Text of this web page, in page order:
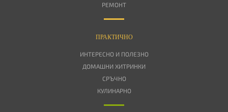
РЕМОНТ
ПРАКТИЧНО
ИНТЕРЕСНО И ПОЛЕЗНО
ДОМАШНИ ХИТРИНКИ
СРЪЧНО
КУЛИНАРНО